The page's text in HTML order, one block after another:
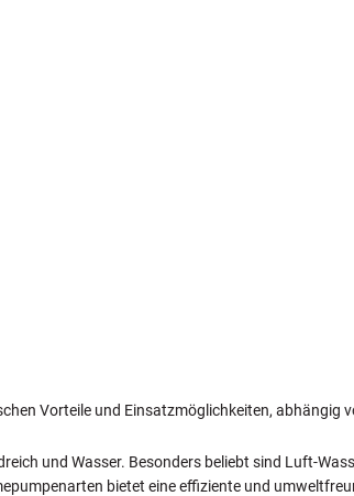
Vorteile und Einsatzmöglichkeiten, abhängig
und Wasser. Besonders beliebt sind Luft-
bietet eine effiziente und